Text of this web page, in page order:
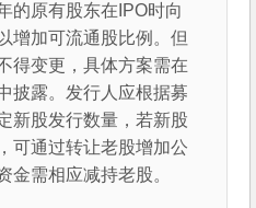
的原有股东在IPO时向
增加可流通股比例。但
得变更，具体方案需在
披露。发行人应根据募
新股发行数量，若新股
可通过转让老股增加公
金需相应减持老股。